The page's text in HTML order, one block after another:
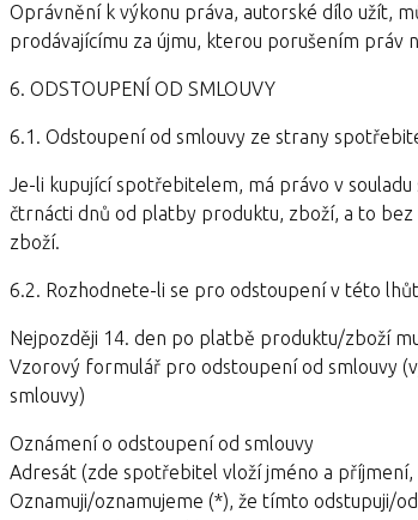
Oprávnění k výkonu práva, autorské dílo užít,
prodávajícímu za újmu, kterou porušením práv
6. ODSTOUPENÍ OD SMLOUVY
6.1. Odstoupení od smlouvy ze strany
Je-li kupující spotřebitelem, má právo v
čtrnácti dnů od platby produktu, zboží, a to bez
zboží.
6.2. Rozhodnete-li se pro odstoupení v této
Nejpozději 14. den po platbě produktu/zboží
Vzorový formulář pro odstoupení od smlouvy
smlouvy)
Oznámení o odstoupení od smlouvy
Adresát (zde spotřebitel vloží jméno a příjmení,
Oznamuji/oznamujeme (*), že tímto odstupuji/